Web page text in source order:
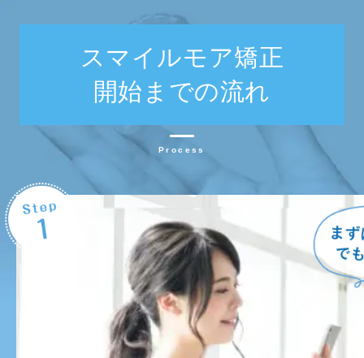
スマイルモア矯正
開始までの流れ
Process